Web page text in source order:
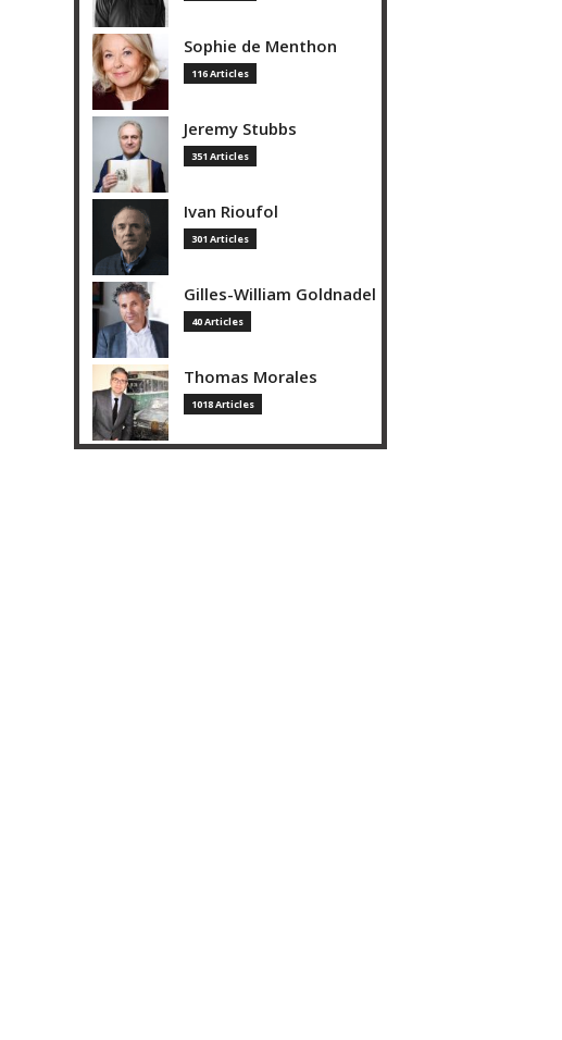
Sophie de Menthon
116 Articles
Jeremy Stubbs
351 Articles
Ivan Rioufol
301 Articles
Gilles-William Goldnadel
40 Articles
Thomas Morales
1018 Articles